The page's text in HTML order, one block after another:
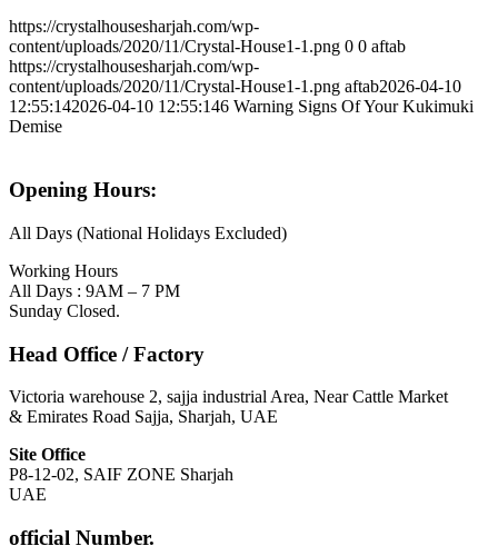
https://crystalhousesharjah.com/wp-
content/uploads/2020/11/Crystal-House1-1.png 0 0 aftab
https://crystalhousesharjah.com/wp-
content/uploads/2020/11/Crystal-House1-1.png aftab2026-04-10
12:55:142026-04-10 12:55:146 Warning Signs Of Your Kukimuki
Demise
Opening Hours:
All Days (National Holidays Excluded)
Working Hours
All Days : 9AM – 7 PM
Sunday Closed.
Head Office / Factory
Victoria warehouse 2, sajja industrial Area, Near Cattle Market
& Emirates Road Sajja, Sharjah, UAE
Site Office
P8-12-02, SAIF ZONE Sharjah
UAE
official Number.